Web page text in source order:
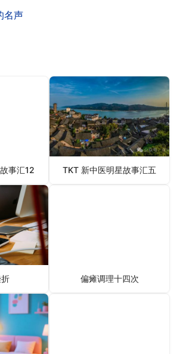
名声
事汇12 TKT 新中医明星故事汇五
偏瘫调理十四次